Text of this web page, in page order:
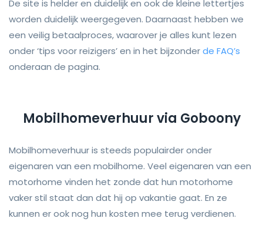
De site is helder en duidelijk en ook de kleine lettertjes
worden duidelijk weergegeven. Daarnaast hebben we
een veilig betaalproces, waarover je alles kunt lezen
onder ‘tips voor reizigers’ en in het bijzonderde FAQ’s
onderaan de pagina.
Mobilhomeverhuur via Goboony
Mobilhomeverhuur is steeds populairder onder
eigenaren van een mobilhome. Veel eigenaren van een
motorhome vinden het zonde dat hun motorhome
vaker stil staat dan dat hij op vakantie gaat. En ze
kunnen er ook nog hun kosten mee terug verdienen.